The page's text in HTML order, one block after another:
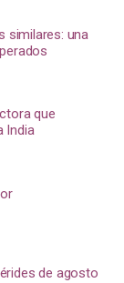
similares: una
que
India
de agosto